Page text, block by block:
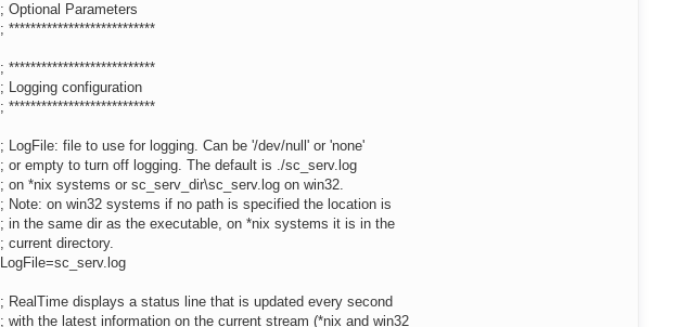
; Optional Parameters
; ***************************
; ***************************
; Logging configuration
; ***************************
; LogFile: file to use for logging. Can be '/dev/null' or 'none'
; or empty to turn off logging. The default is ./sc_serv.log
; on *nix systems or sc_serv_dir\sc_serv.log on win32.
; Note: on win32 systems if no path is specified the location is
; in the same dir as the executable, on *nix systems it is in the
; current directory.
LogFile=sc_serv.log
; RealTime displays a status line that is updated every second
; with the latest information on the current stream (*nix and win32